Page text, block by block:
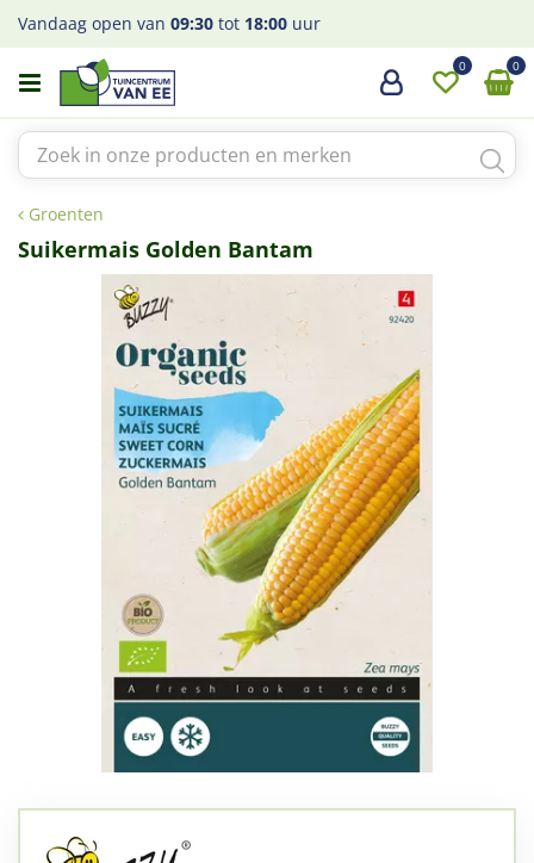
a
Groenten
Vandaag open van 09:30 tot 18:00 uur
Suikermais Golden Bantam